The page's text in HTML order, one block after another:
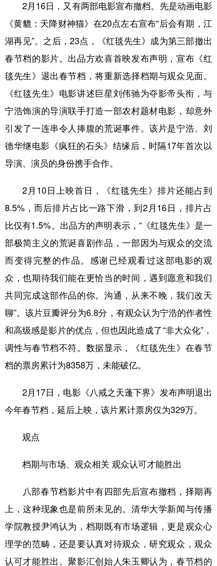
2月16日，又有两部电影宣布撤档。先是动画电影
《黄貔：天降财神猫》在20点左右宣布“后会有期，江
湖再见”。之后，23点，《红毯先生》成为第三部撤出
春节档的影片。出品方欢喜首映发布声明，宣布《红
毯先生》退出春节档，将重新选择档期与观众见面。
《红毯先生》电影讲述巨星刘伟驰为夺影帝头衔，与
宁浩饰演的导演联手打造一部农村题材电影，却意外
引发了一连串令人捧腹的荒诞事件。该片是宁浩、刘
德华继电影《疯狂的石头》结缘后，时隔17年首次以
导演、演员的身份携手合作。
2月10日上映首日，《红毯先生》排片还能占到
8.5%，而后排片占比一路下滑，到2月16日，排片占
比仅有1.5%。出品方的声明表示，“《红毯先生》是一
部极简主义的荒诞喜剧作品，一部因为与观众的交流
而变得完整的作品。感谢已经观看过这部电影的观
众，也期待我们能在更恰当的时间，遇到愿意和我们
共同完成这部作品的你。沟通，从来不晚，我们改天
聊”。该片豆瓣评分为6.8分，有观众认为宁浩的作者性
和高级感是影片的优点，但也因此造成了“非大众化”，
调性与春节档不符。数据显示，《红毯先生》在春节
档的票房累计为8358万，未能破亿。
2月17日，电影《八戒之天蓬下界》发布声明退出
今年春节档，延后上映，该片累计票房仅为329万。
观点
档期与市场、观众相关 观众认可才能胜出
八部春节档影片中有四部先后宣布撤档，择期再
上，这种现象也是前所未见的。清华大学新闻与传播
学院教授尹鸿认为，档期既有市场逻辑，更是观众心
理学的范畴，还是要认真对待观众，研究观众，观众
认可才能胜出。聚影汇创始人朱玉卿认为，春节档的